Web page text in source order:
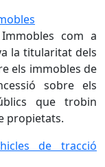
com a
la titularitat dels
els immobles de
sobre els
que trobin
propietats.
de tracció